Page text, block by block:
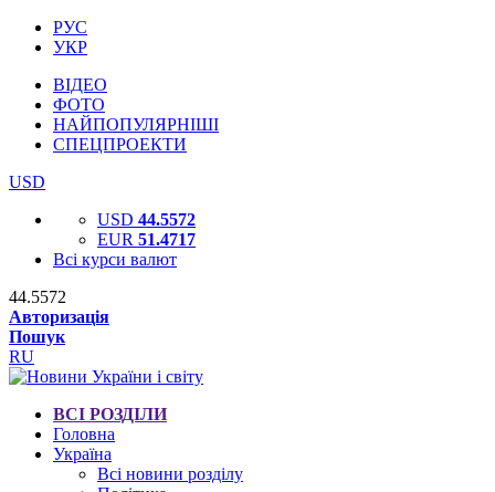
РУС
УКР
ВІДЕО
ФОТО
НАЙПОПУЛЯРНІШІ
СПЕЦПРОЕКТИ
USD
USD 44.5572
EUR 51.4717
Всі курси валют
44.5572
Авторизація
Пошук
RU
ВСІ РОЗДІЛИ
Головна
Україна
Всі новини розділу